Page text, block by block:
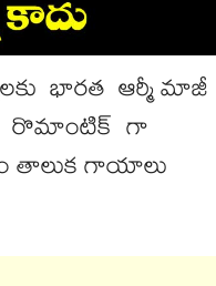
భారత ఆర్మీ మాజీ
రొమాంటిక్ గా
తాలుక గాయాలు